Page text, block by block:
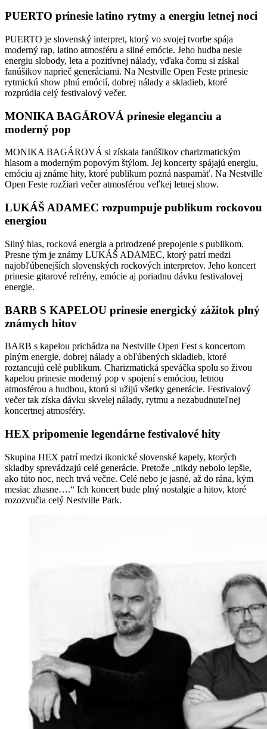
PUERTO prinesie latino rytmy a energiu letnej noci
PUERTO je slovenský interpret, ktorý vo svojej tvorbe spája
moderný rap, latino atmosféru a silné emócie. Jeho hudba nesie
energiu slobody, leta a pozitívnej nálady, vďaka čomu si získal
fanúšikov naprieč generáciami. Na Nestville Open Feste prinesie
rytmickú show plnú emócií, dobrej nálady a skladieb, ktoré
rozprúdia celý festivalový večer.
MONIKA BAGÁROVÁ prinesie eleganciu a
moderný pop
MONIKA BAGÁROVÁ si získala fanúšikov charizmatickým
hlasom a moderným popovým štýlom. Jej koncerty spájajú energiu,
emóciu aj známe hity, ktoré publikum pozná naspamäť. Na Nestville
Open Feste rozžiari večer atmosférou veľkej letnej show.
LUKÁŠ ADAMEC rozpumpuje publikum rockovou
energiou
Silný hlas, rocková energia a prirodzené prepojenie s publikom.
Presne tým je známy LUKÁŠ ADAMEC, ktorý patrí medzi
najobľúbenejších slovenských rockových interpretov. Jeho koncert
prinesie gitarové refrény, emócie aj poriadnu dávku festivalovej
energie.
BARB S KAPELOU prinesie energický zážitok plný
známych hitov
BARB s kapelou prichádza na Nestville Open Fest s koncertom
plným energie, dobrej nálady a obľúbených skladieb, ktoré
roztancujú celé publikum. Charizmatická speváčka spolu so živou
kapelou prinesie moderný pop v spojení s emóciou, letnou
atmosférou a hudbou, ktorú si užijú všetky generácie. Festivalový
večer tak získa dávku skvelej nálady, rytmu a nezabudnuteľnej
koncertnej atmosféry.
HEX pripomenie legendárne festivalové hity
Skupina HEX patrí medzi ikonické slovenské kapely, ktorých
skladby sprevádzajú celé generácie. Pretože „nikdy nebolo lepšie,
ako túto noc, nech trvá večne. Celé nebo je jasné, až do rána, kým
mesiac zhasne….“ Ich koncert bude plný nostalgie a hitov, ktoré
rozozvučia celý Nestville Park.